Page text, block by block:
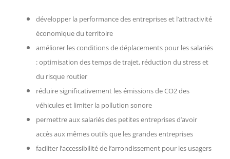
développer la performance des entreprises et l’attractivité
économique du territoire
améliorer les conditions de déplacements pour les salariés
: optimisation des temps de trajet, réduction du stress et
du risque routier
réduire significativement les émissions de CO2 des
véhicules et limiter la pollution sonore
permettre aux salariés des petites entreprises d’avoir
accès aux mêmes outils que les grandes entreprises
faciliter l’accessibilité de l’arrondissement pour les usagers